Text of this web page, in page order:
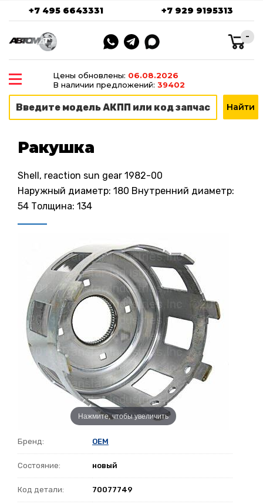
+7 495 6643331 +7 929 9195313
-
Цены обновлены: 06.08.2026
В наличии предложений: 39402
Ракушка
Shell, reaction sun gear 1982-00
Наружный диаметр: 180 Внутренний диаметр:
54 Толщина: 134
Нажмите, чтобы увеличить
Бренд: OEM
Состояние: новый
Код детали: 70077749